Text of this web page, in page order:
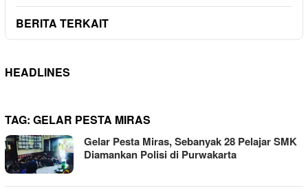
BERITA TERKAIT
HEADLINES
TAG: GELAR PESTA MIRAS
Gelar Pesta Miras, Sebanyak 28 Pelajar SMK
Diamankan Polisi di Purwakarta